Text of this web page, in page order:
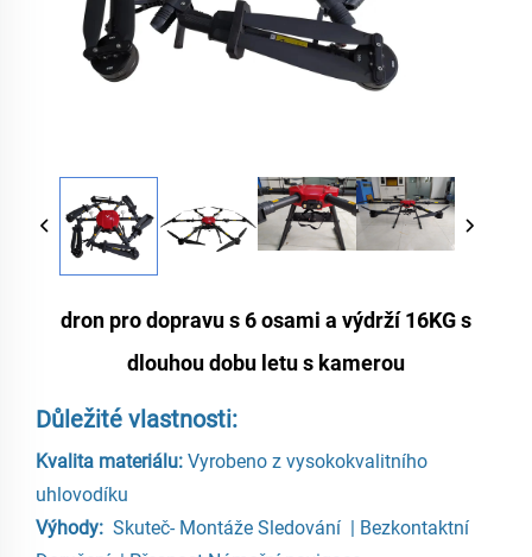
dron pro dopravu s 6 osami a výdrží 16KG s
dlouhou dobu letu s kamerou
Důležité vlastnosti:
Kvalita materiálu: Vyrobeno z vysokokvalitního
uhlovodíku
Výhody: Skuteč- Montáže Sledování
Bezkontaktní